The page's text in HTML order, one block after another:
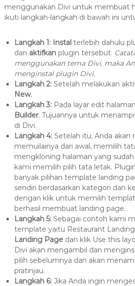
menggunakan Divi untuk membuat
ikuti langkah-langkah di bawah ini
Langkah 1: Instal terlebih dahulu
dan aktifkan plugin tersebut.
menggunakan tema Divi, maka
menginstal plugin Divi.
Langkah 2:Setelah melakukan
New.
Langkah 3:Pada layar edit
Builder. Tujuannya untuk
di Divi.
Langkah 4:Setelah itu, Anda akan
memuilainya dari awal, memilih
mengkloning halaman yang
kami memilih pilih tata letak.
banyak pilihan template landing
sendiri berdasarkan kategori dan
dengan klik untuk memilih
berhasil membuat landing page.
Langkah 5:Sebagai contoh kami
template yaitu Restaurant
Landing Pagedan klik Use this
Divi akan mengambil dan
pilih sebelumnya dan akan
pratinjau.
Langkah 6:Jika Anda ingin